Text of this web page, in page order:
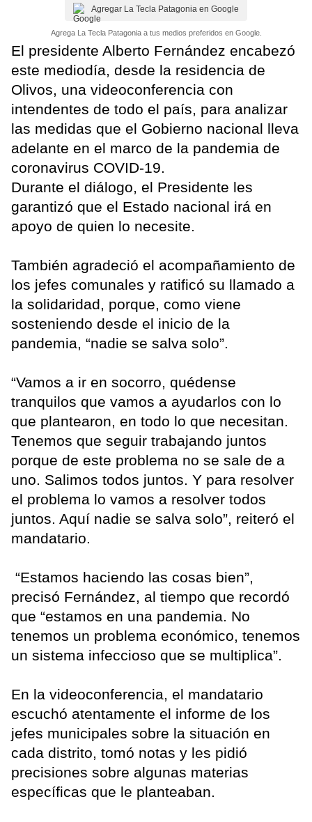
Agregar La Tecla Patagonia en Google
Agrega La Tecla Patagonia a tus medios preferidos en Google.
El presidente Alberto Fernández encabezó
este mediodía, desde la residencia de
Olivos, una videoconferencia con
intendentes de todo el país, para analizar
las medidas que el Gobierno nacional lleva
adelante en el marco de la pandemia de
coronavirus COVID-19.
Durante el diálogo, el Presidente les
garantizó que el Estado nacional irá en
apoyo de quien lo necesite.
También agradeció el acompañamiento de
los jefes comunales y ratificó su llamado a
la solidaridad, porque, como viene
sosteniendo desde el inicio de la
pandemia, “nadie se salva solo”.
“Vamos a ir en socorro, quédense
tranquilos que vamos a ayudarlos con lo
que plantearon, en todo lo que necesitan.
Tenemos que seguir trabajando juntos
porque de este problema no se sale de a
uno. Salimos todos juntos. Y para resolver
el problema lo vamos a resolver todos
juntos. Aquí nadie se salva solo”, reiteró el
mandatario.
“Estamos haciendo las cosas bien”,
precisó Fernández, al tiempo que recordó
que “estamos en una pandemia. No
tenemos un problema económico, tenemos
un sistema infeccioso que se multiplica”.
En la videoconferencia, el mandatario
escuchó atentamente el informe de los
jefes municipales sobre la situación en
cada distrito, tomó notas y les pidió
precisiones sobre algunas materias
específicas que le planteaban.